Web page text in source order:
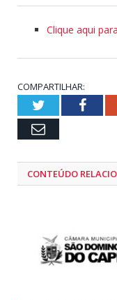
Clique aqui
COMPARTILHAR:
Twitter
Email
CONTEÚDO